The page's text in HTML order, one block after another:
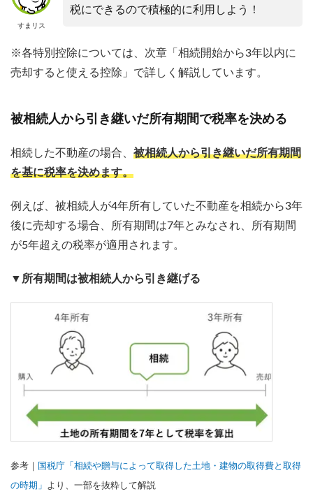
すまリス
税にできるので積極的に利用しよう！
※各特別控除については、次章「相続開始から3年以内に
売却すると使える控除」で詳しく解説しています。
被相続人から引き継いだ所有期間で税率を決める
相続した不動産の場合、 被相続人から引き継いだ所有期間
を基に税率を決めます。
例えば、被相続人が4年所有していた不動産を相続から3年
後に売却する場合、所有期間は7年とみなされ、所有期間
が5年超えの税率が適用されます。
▼所有期間は被相続人から引き継げる
参考｜
国税庁「相続や贈与によって取得した土地・建物の取得費と取得
の時期」 より、一部を抜粋して解説